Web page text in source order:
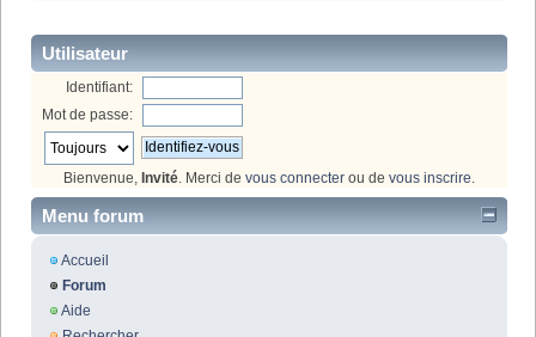
Utilisateur
Identifiant:
Mot de passe:
Bienvenue, Invité . Merci de vous connecter ou de vous inscrire
Menu forum
Accueil
Forum
Aide